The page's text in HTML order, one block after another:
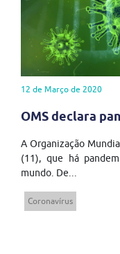
12 de Março de 2020
OMS declara
A Organização
(11), que há
mundo. De...
Coronavírus